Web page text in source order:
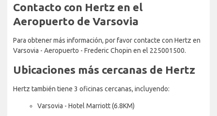
Contacto con Hertz en el
Aeropuerto de Varsovia
Para obtener más información, por favor contacte con Hertz en
Varsovia - Aeropuerto - Frederic Chopin en el 225001500.
Ubicaciones más cercanas de Hertz
Hertz también tiene 3 oficinas cercanas, incluyendo:
Varsovia - Hotel Marriott (6.8KM)